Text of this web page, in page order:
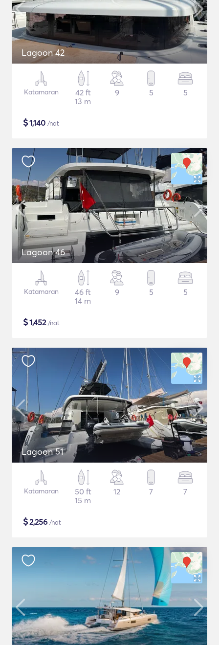
Lagoon 42
Katamaran
42 ft
13 m
9 5 5
$1,140 /nat
Lagoon 46
Katamaran
46 ft
14 m
9 5 5
$1,452/nat
Lagoon 51
Katamaran
50 ft
15 m
12 7 7
$2,256 /nat